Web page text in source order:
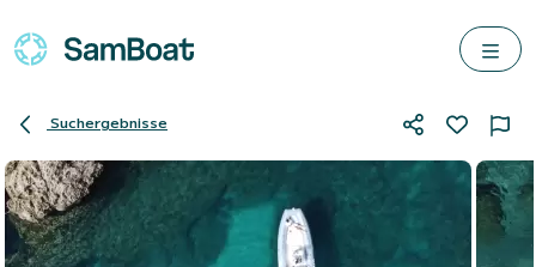
Suchergebnisse